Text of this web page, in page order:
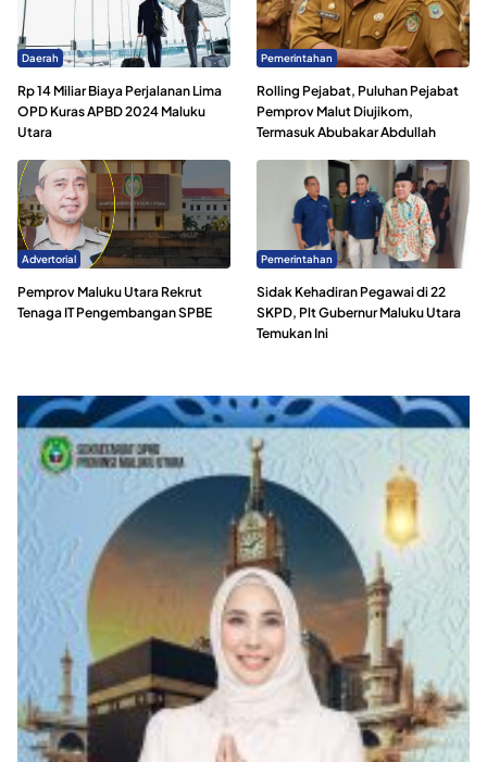
Daerah
Rp 14 Miliar Biaya Perjalanan Lima
OPD Kuras APBD 2024 Maluku
Utara
Pemerintahan
Rolling Pejabat, Puluhan Pejabat
Pemprov Malut Diujikom,
Termasuk Abubakar Abdullah
Advertorial
Pemprov Maluku Utara Rekrut
Tenaga IT Pengembangan SPBE
Pemerintahan
Sidak Kehadiran Pegawai di 22
SKPD, Plt Gubernur Maluku Utara
Temukan Ini